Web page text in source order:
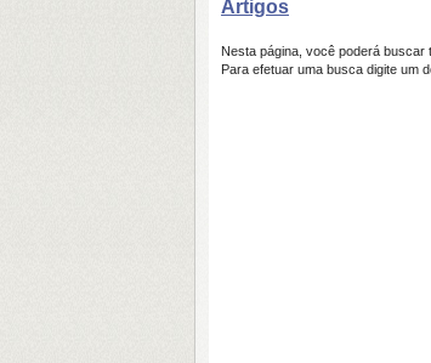
Artigos
Nesta página, você poderá buscar
Para efetuar uma busca digite um